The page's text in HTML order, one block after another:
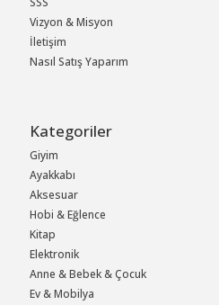
Vizyon & Misyon
İletişim
Nasıl Satış Yaparım
Kategoriler
Giyim
Ayakkabı
Aksesuar
Hobi & Eğlence
Kitap
Elektronik
Anne & Bebek & Çocuk
Ev & Mobilya